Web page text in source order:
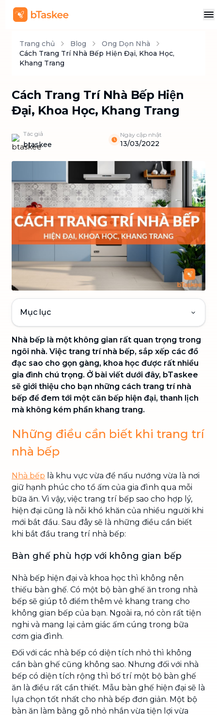
Trang chủ Blog
Ong Dọn Nhà
Cách Trang Trí Nhà Bếp Hiện Đại, Khoa Học,
Khang Trang
Cách Trang Trí Nhà Bếp Hiện
Đại, Khoa Học, Khang Trang
Tác giả
btaskee
Ngày cập nhật
13/03/2022
Mục lục
Nhà bếp là một không gian rất quan trọng trong
ngôi nhà. Việc trang trí nhà bếp, sắp xếp các đồ
đạc sao cho gọn gàng, khoa học được rất nhiều
gia đình chú trọng. Ở bài viết dưới đây, bTaskee
sẽ giới thiệu cho bạn những cách trang trí nhà
bếp để đem tới một căn bếp hiện đại, thanh lịch
mà không kém phần khang trang.
Những điều cần biết khi trang trí
nhà bếp
Nhà bếp là khu vực vừa để nấu nướng vừa là nơi
giữ hạnh phúc cho tổ ấm của gia đình qua mỗi
bữa ăn. Vì vậy, việc trang trí bếp sao cho hợp lý,
hiện đại cũng là nỗi khó khăn của nhiều người khi
mới bắt đầu. Sau đây sẽ là những điều cần biết
khi bắt đầu trang trí nhà bếp:
Bàn ghế phù hợp với không gian bếp
Nhà bếp hiện đại và khoa học thì không nên
thiếu bàn ghế. Có một bộ bàn ghế ăn trong nhà
bếp sẽ giúp tô điểm thêm vẻ khang trang cho
không gian bếp của bạn. Ngoài ra, nó còn rất tiện
nghi và mang lại cảm giác ấm cúng trong bữa
cơm gia đình.
Đối với các nhà bếp có diện tích nhỏ thì không
cần bàn ghế cũng không sao. Nhưng đối với nhà
bếp có diện tích rộng thì bố trí một bộ bàn ghế
ăn là điều rất cần thiết. Mẫu bàn ghế hiện đại sẽ là
lựa chọn tốt nhất cho nhà bếp đơn giản. Một bộ
bàn ăn làm bằng gỗ nhỏ nhắn vừa tiện lợi vừa